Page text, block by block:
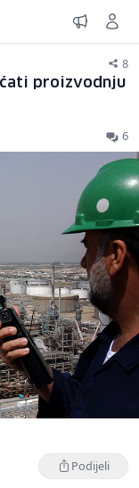
8
proizvodnju
6
Podijeli